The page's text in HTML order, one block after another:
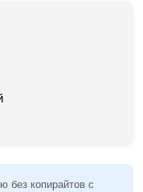
без копирайтов с